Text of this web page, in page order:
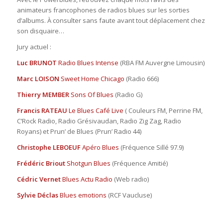
animateurs francophones de radios blues sur les sorties
d’albums. À consulter sans faute avant tout déplacement chez
son disquaire…
Jury actuel :
Luc BRUNOT Radio Blues Intense (RBA FM Auvergne Limousin)
Marc LOISON Sweet Home Chicago (Radio 666)
Thierry MEMBER Sons Of Blues (Radio G)
Francis RATEAU Le Blues Café Live ( Couleurs FM, Perrine FM,
C’Rock Radio, Radio Grésivaudan, Radio Zig Zag, Radio
Royans) et Prun’ de Blues (Prun’ Radio 44)
Christophe LEBOEUFApéro Blues (Fréquence Sillé 97.9)
Frédéric Briout Shotgun Blues (Fréquence Amitié)
Cédric VernetBlues Actu Radio (Web radio)
Sylvie DéclasBlues emotions (RCF Vaucluse)